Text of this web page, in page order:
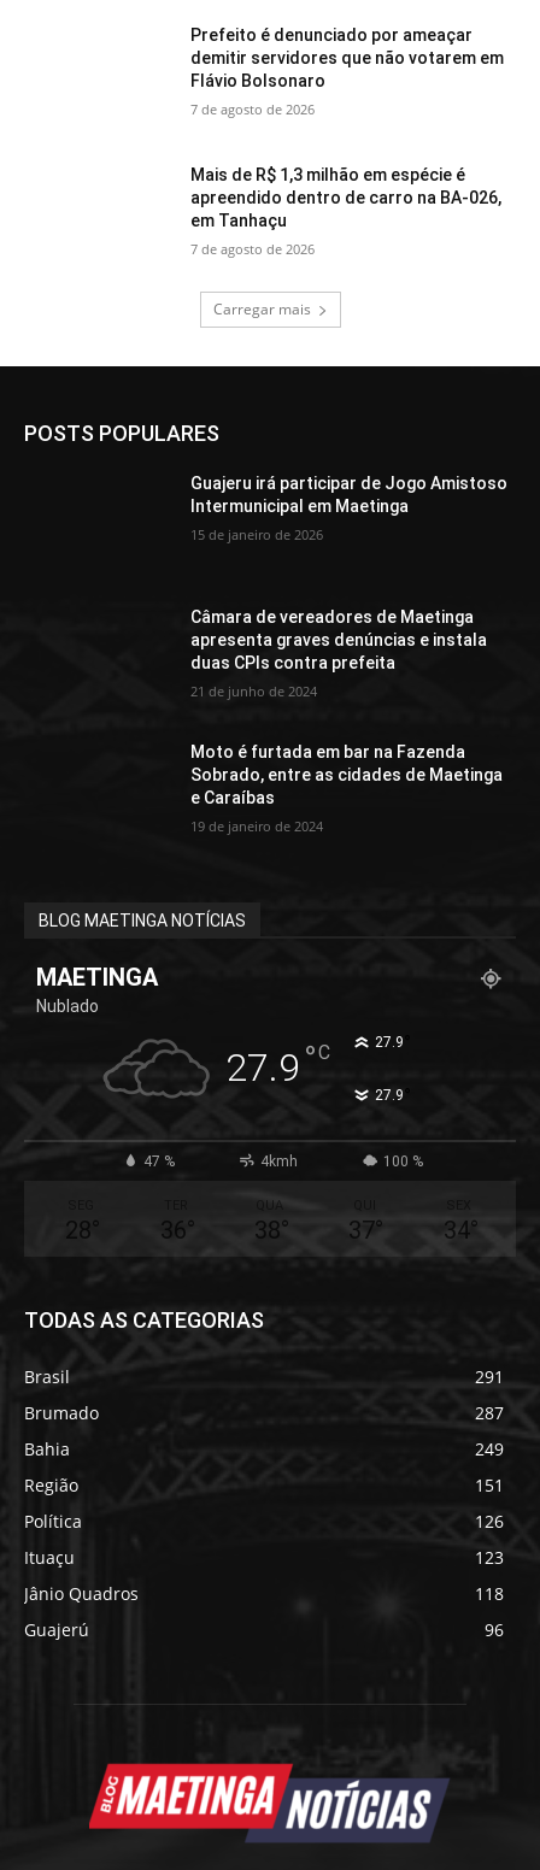
Prefeito é denunciado por ameaçar
demitir servidores que não votarem em
Flávio Bolsonaro
7 de agosto de 2026
Mais de R$ 1,3 milhão em espécie é
apreendido dentro de carro na BA-026,
em Tanhaçu
7 de agosto de 2026
Carregar mais
POSTS POPULARES
Guajeru irá participar de Jogo Amistoso
Intermunicipal em Maetinga
15 de janeiro de 2026
Câmara de vereadores de Maetinga
apresenta graves denúncias e instala
duas CPIs contra prefeita
21 de junho de 2024
Moto é furtada em bar na Fazenda
Sobrado, entre as cidades de Maetinga
e Caraíbas
19 de janeiro de 2024
BLOG MAETINGA NOTÍCIAS
MAETINGA
Nublado
27.9 °C 27.9
27.9
47 % 4kmh 100 %
28° 36°
QUA
38° 37° 34°
TODAS AS CATEGORIAS
Brasil
291
Brumado
287
Bahia
249
Região
151
Política
126
Ituaçu
123
Jânio Quadros
118
Guajerú
96